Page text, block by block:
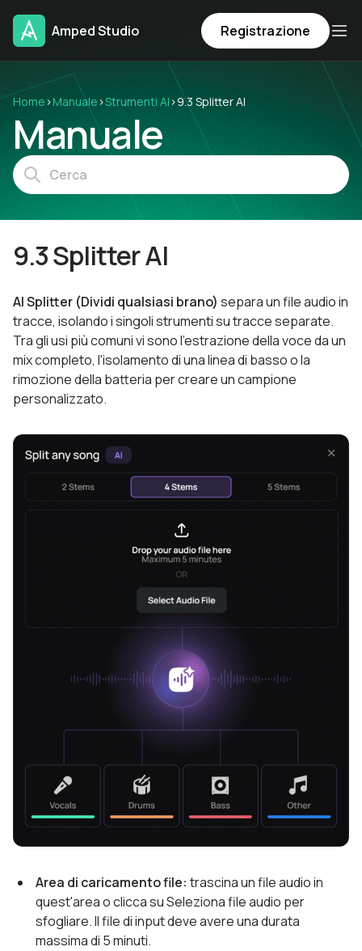
Amped Studio Registrazione
Home ›Manuale ›Strumenti AI ›9.3 Splitter AI
Manuale
9.3 Splitter AI
AI Splitter (Dividi qualsiasi brano) separa un file audio in
tracce, isolando i singoli strumenti su tracce separate.
Tra gli usi più comuni vi sono l'estrazione della voce da un
mix completo, l'isolamento di una linea di basso o la
rimozione della batteria per creare un campione
personalizzato.
Area di caricamento file: trascina un file audio in
quest'area o clicca su Seleziona file audio per
sfogliare. Il file di input deve avere una durata
massima di 5 minuti.